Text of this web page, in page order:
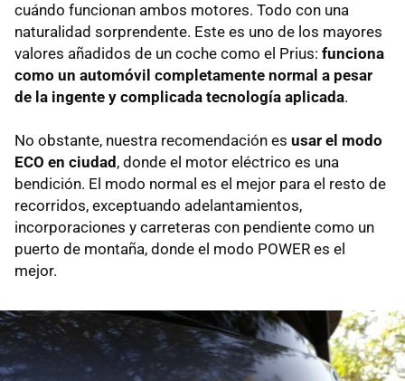
cuándo funcionan ambos motores. Todo con una
naturalidad sorprendente. Este es uno de los mayores
valores añadidos de un coche como el Prius: funciona
como un automóvil completamente normal a pesar
de la ingente y complicada tecnología aplicada.
No obstante, nuestra recomendación es usar el modo
ECO en ciudad , donde el motor eléctrico es una
bendición. El modo normal es el mejor para el resto de
recorridos, exceptuando adelantamientos,
incorporaciones y carreteras con pendiente como un
puerto de montaña, donde el modo POWER es el
mejor.